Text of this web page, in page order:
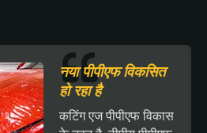
नया पीपीएफ विकसित
हो रहा है
कटिंग एज पीपीएफ विकास